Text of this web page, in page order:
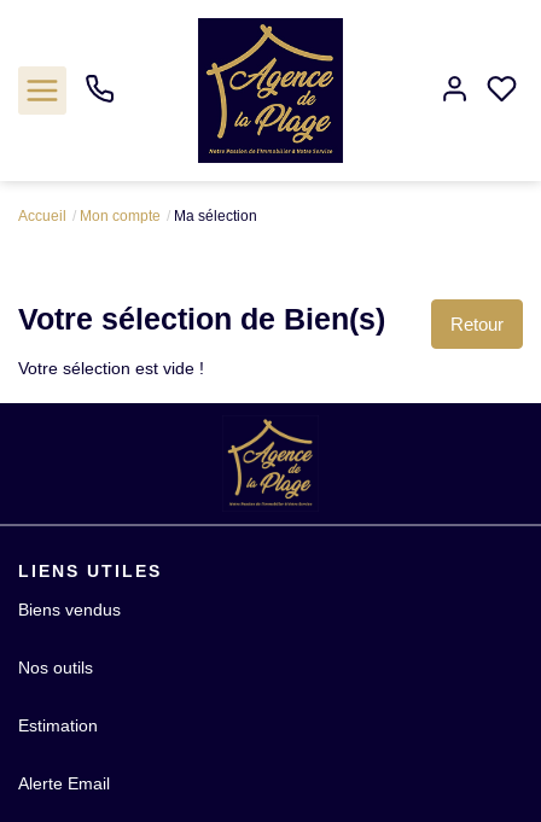
Acheter
Biens vendus
Contact
Accueil Mon compte Ma sélection
Votre sélection de Bien(s)
Votre sélection est vide !
LIENS UTILES
Biens vendus
Nos outils
Estimation
Alerte Email